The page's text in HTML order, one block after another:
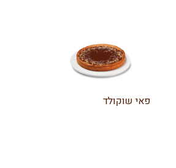
פאי שוקולד